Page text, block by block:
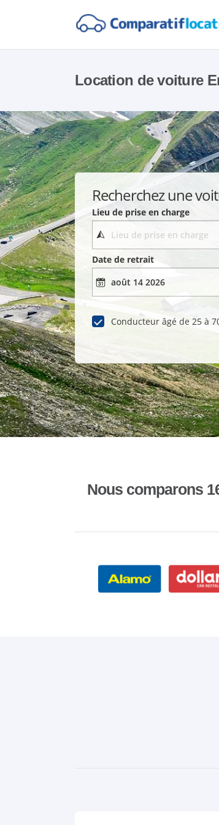
Location de voiture
Recherchez une
Lieu de prise en charge
Date de retrait
Conducteur âgé de 25 à
Nous comparons